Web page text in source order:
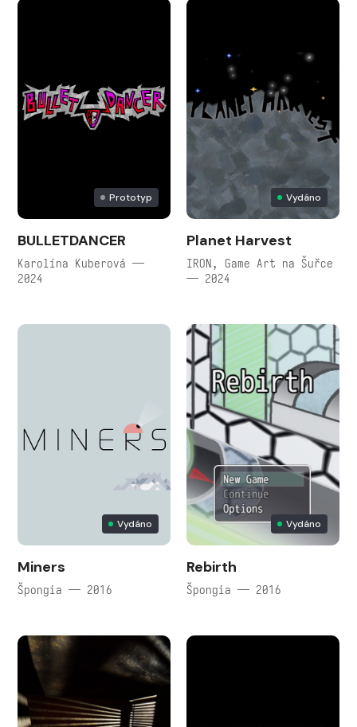
Prototyp
BULLETDANCER
Karolína Kuberová —
2024
Vydáno
Planet Harvest
IRON, Game Art na Šuřce
— 2024
Vydáno
Miners
Špongia — 2016
Vydáno
Rebirth
Špongia — 2016